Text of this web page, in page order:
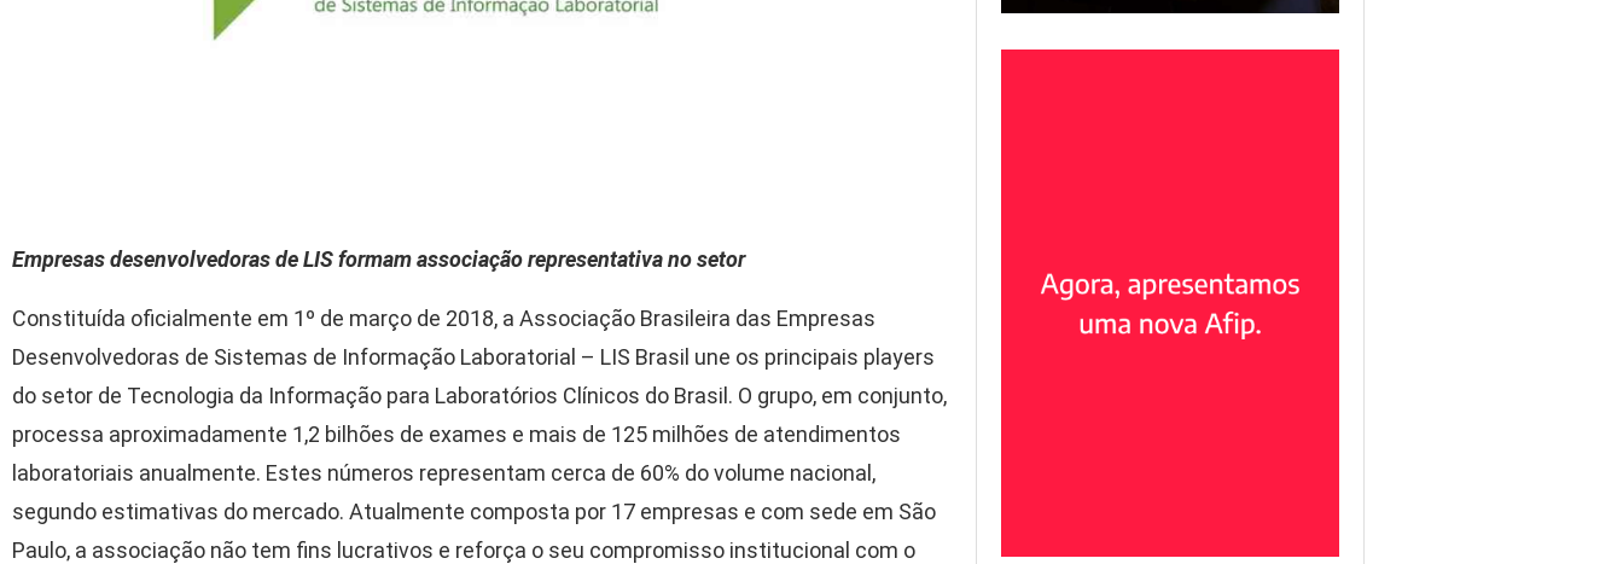
Empresas desenvolvedoras de LIS formam associação representativa no setor
Constituída oficialmente em 1º de março de 2018, a Associação Brasileira das Empresas
Desenvolvedoras de Sistemas de Informação Laboratorial – LIS Brasil une os principais players
do setor de Tecnologia da Informação para Laboratórios Clínicos do Brasil. O grupo, em conjunto,
processa aproximadamente 1,2 bilhões de exames e mais de 125 milhões de atendimentos
laboratoriais anualmente. Estes números representam cerca de 60% do volume nacional,
segundo estimativas do mercado. Atualmente composta por 17 empresas e com sede em São
Paulo, a associação não tem fins lucrativos e reforça o seu compromisso institucional com o